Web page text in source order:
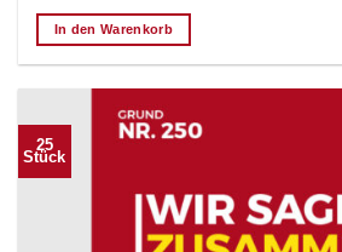
In den Warenkorb
25
Stück